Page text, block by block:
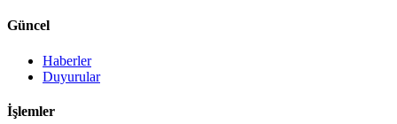
Güncel
Haberler
Duyurular
İşlemler